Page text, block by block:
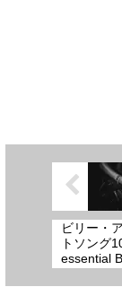
ビリー・
トソング
essential